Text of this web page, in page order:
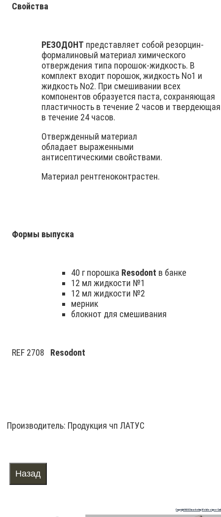
Свойства
РЕЗОДОНТ представляет собой резорцин-
формалиновый материал химического
отверждения типа порошок-жидкость. В
комплект входит порошок, жидкость No1 и
жидкость No2. При смешивании всех
компонентов образуется паста, сохраняющая
пластичность в течение 2 часов и твердеющая
в течение 24 часов.
Отвержденный материал
обладает выраженными
антисептическими свойствами.
Материал рентгеноконтрастен.
Формы выпуска
40 г порошка Resodont в банке
12 мл жидкости №1
12 мл жидкости №2
мерник
блокнот для смешивания
REF 2708 Resodont
Производитель: Продукция чп ЛАТУС
Copyright MAXXmarketing Webdesigner